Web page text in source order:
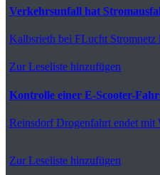
Verkehrsunfall hat
Kalbsrieth bei FLucht Stromnetz
Zur Leseliste hinzufügen
Kontrolle einer E-Scooter-
ReinsdorfDrogenfahrt endet mit
Zur Leseliste hinzufügen